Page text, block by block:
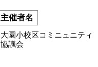
主催者名
大園小校区コミニュニティ
協議会